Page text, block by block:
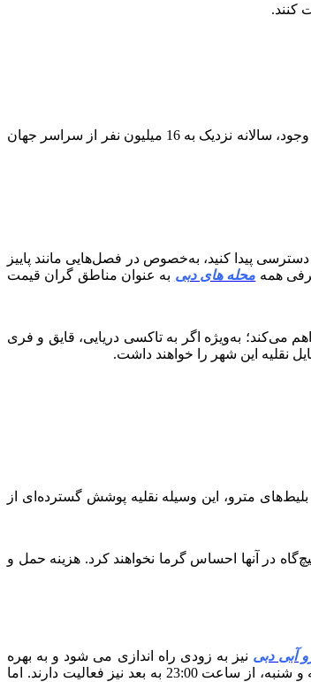
کنند.
قبل از موردی مانند رفت‌وآمد در دبی، بهتر است کمی به وسعت این شهر نگاهی بیندازیم. دبی، این شهر کوچک با جمعیت حدود 3.5 میلیون نفر است. با این وجود، سالانه نزدیک به 16 میلیون نفر از سراسر جهان
پیدا کنید، به‌خصوص در فصل‌هایی مانند پاییز
همه محله های دبی به عنوان مناطق گران قیمت
به‌ویژه اگر به تاکسی دریایی، قایق و فری
مترو، این وسیله نقلیه پوشش گسترده‌ای از
در آنها احساس گرما نخواهند کرد. هزینه حمل و
آبی دبی نیز به زودی راه اندازی می شود و به بهره
برداری می رسد. این متروها از ساعت 05:50 صبح تا ساعت 23:00 هر روز در دسترس قرار دارند، با این تفاوت که در آخر هفته‌های میلادی، یعنی پنج‌شنبه و شنبه، از ساعت 23:00 به بعد نیز فعالیت دارند. اما